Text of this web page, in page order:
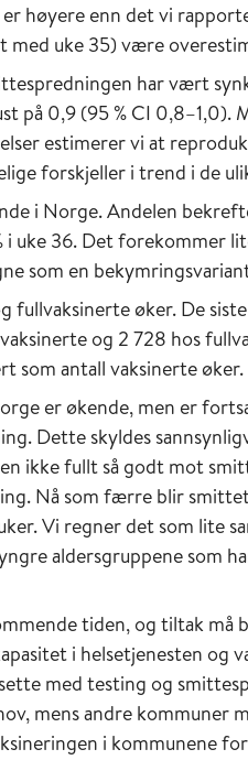
høyere enn det vi
med uke 35) være
har vært
på 0,9 (95 % CI 0,8–1,0).
estimerer vi at
forskjeller i trend i de
i Norge. Andelen
i uke 36. Det forekommer
som en
øker. De
og 2 728 hos
som antall vaksinerte øker.
er økende, men er
Dette skyldes
ikke fullt så godt mot
Nå som færre blir
Vi regner det som lite
aldersgruppene som
tiden, og tiltak må
i helsetjenesten og
med testing og
mens andre kommuner
i kommunene